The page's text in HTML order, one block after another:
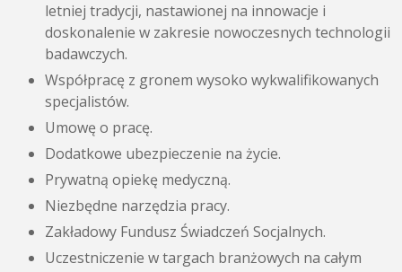
letniej tradycji, nastawionej na innowacje i
doskonalenie w zakresie nowoczesnych technologii
badawczych.
Współpracę z gronem wysoko wykwalifikowanych
specjalistów.
Umowę o pracę.
Dodatkowe ubezpieczenie na życie.
Prywatną opiekę medyczną.
Niezbędne narzędzia pracy.
Zakładowy Fundusz Świadczeń Socjalnych.
Uczestniczenie w targach branżowych na całym